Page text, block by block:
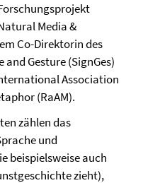
Media &
Co-Direktorin des
Gesture (SignGes)
Association
(RaAM).
zählen das
und
beispielsweise auch
zieht),